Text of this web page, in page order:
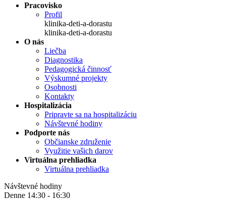
Pracovisko
Profil
klinika-deti-a-dorastu
klinika-deti-a-dorastu
O nás
Liečba
Diagnostika
Pedagogická činnosť
Výskumné projekty
Osobnosti
Kontakty
Hospitalizácia
Pripravte sa na hospitalizáciu
Návštevné hodiny
Podporte nás
Občianske združenie
Využitie vašich darov
Virtuálna prehliadka
Virtuálna prehliadka
Návštevné hodiny
Denne 14:30 - 16:30